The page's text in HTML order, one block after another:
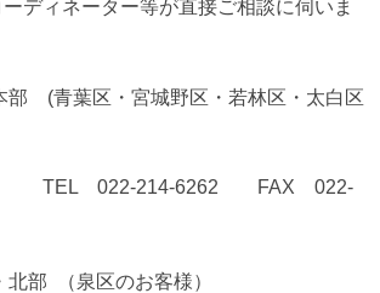
ディネーター等が直接ご相談に伺いま
部 (青葉区・宮城野区・若林区・太白区
214-6262 FAX 022-
北部 （泉区のお客様）